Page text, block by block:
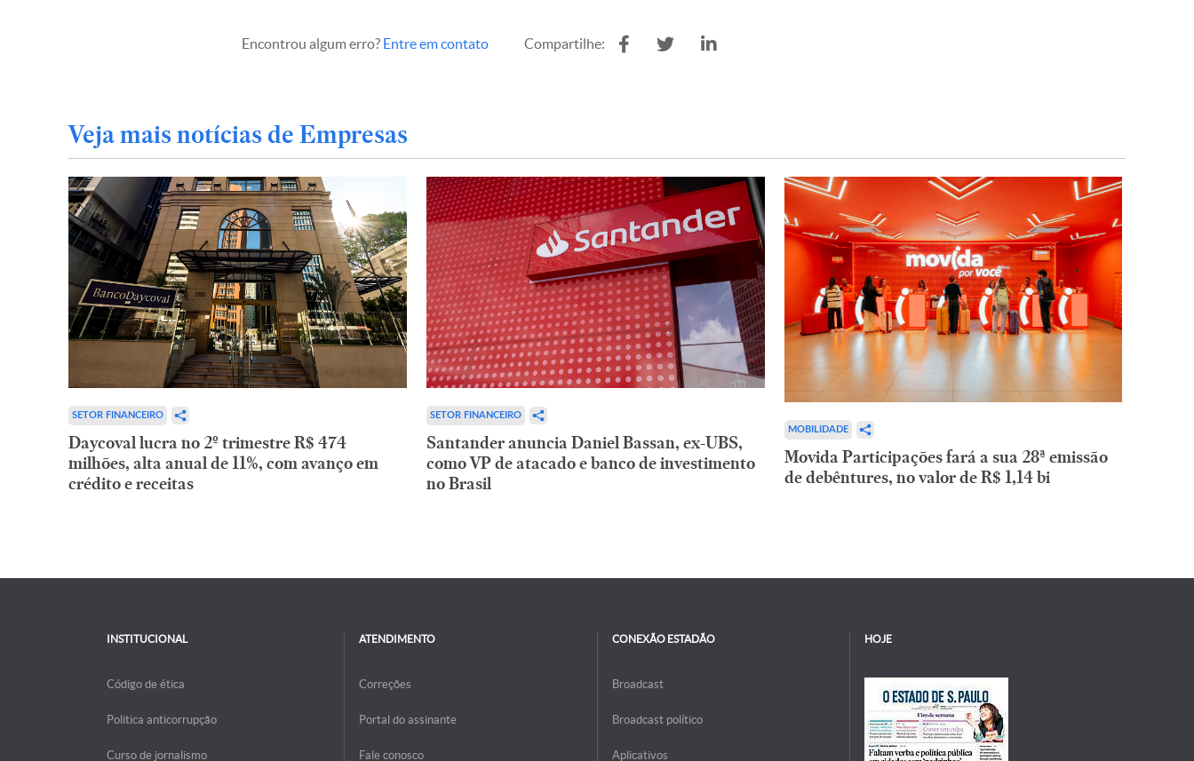
Encontrou algum erro? Entre em contato Compartilhe:
Veja mais notícias de Empresas
SETOR FINANCEIRO
Daycoval lucra no 2º trimestre R$ 474
milhões, alta anual de 11%, com avanço em
crédito e receitas
SETOR FINANCEIRO
Santander anuncia Daniel Bassan, ex-UBS,
como VP de atacado e banco de investimento
no Brasil
MOBILIDADE
Movida Participações fará a sua 28ª emissão
de debêntures, no valor de R$ 1,14 bi
INSTITUCIONAL
Código de ética
Politica anticorrupção
Curso de jornalismo
ATENDIMENTO
Correções
Portal do assinante
Fale conosco
CONEXÃO ESTADÃO
Broadcast
Broadcast político
Aplicativos
HOJE